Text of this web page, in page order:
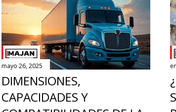
mayo 26, 2025
DIMENSIONES,
CAPACIDADES Y